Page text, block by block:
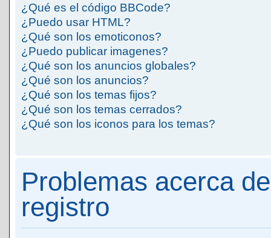
¿Qué es el código BBCode?
¿Puedo usar HTML?
¿Qué son los emoticonos?
¿Puedo publicar imagenes?
¿Qué son los anuncios globales?
¿Qué son los anuncios?
¿Qué son los temas fijos?
¿Qué son los temas cerrados?
¿Qué son los iconos para los temas?
Problemas acerca
registro